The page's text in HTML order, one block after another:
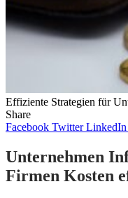
Effiziente Strategien für
Share
Facebook Twitter LinkedIn
Unternehmen
Firmen Kosten